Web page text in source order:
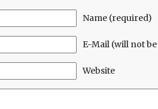
Name (required)
E-Mail (will not
Website